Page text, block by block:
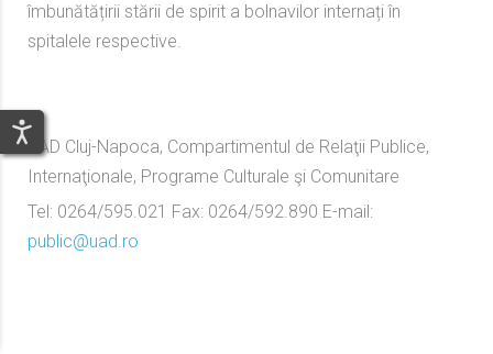
îmbunătățirii stării de spirit a bolnavilor internați în
spitalele respective.
UAD Cluj-Napoca, Compartimentul de Relaţii Publice,
Internaţionale, Programe Culturale şi Comunitare
Tel: 0264/595.021 Fax: 0264/592.890 E-mail:
public@uad.ro